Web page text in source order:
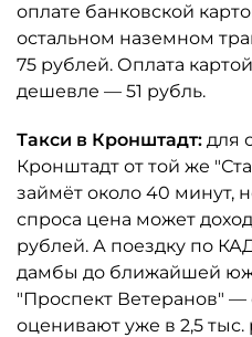
оплате банковской
остальном наземном
75 рублей. Оплата
дешевле — 51 рубль.
Такси в Кронштадт: для
Кронштадт от той же
займёт около 40 минут,
спроса цена может
рублей. А поездку по
дамбы до ближайшей
"Проспект Ветеранов" —
оценивают уже в 2,5